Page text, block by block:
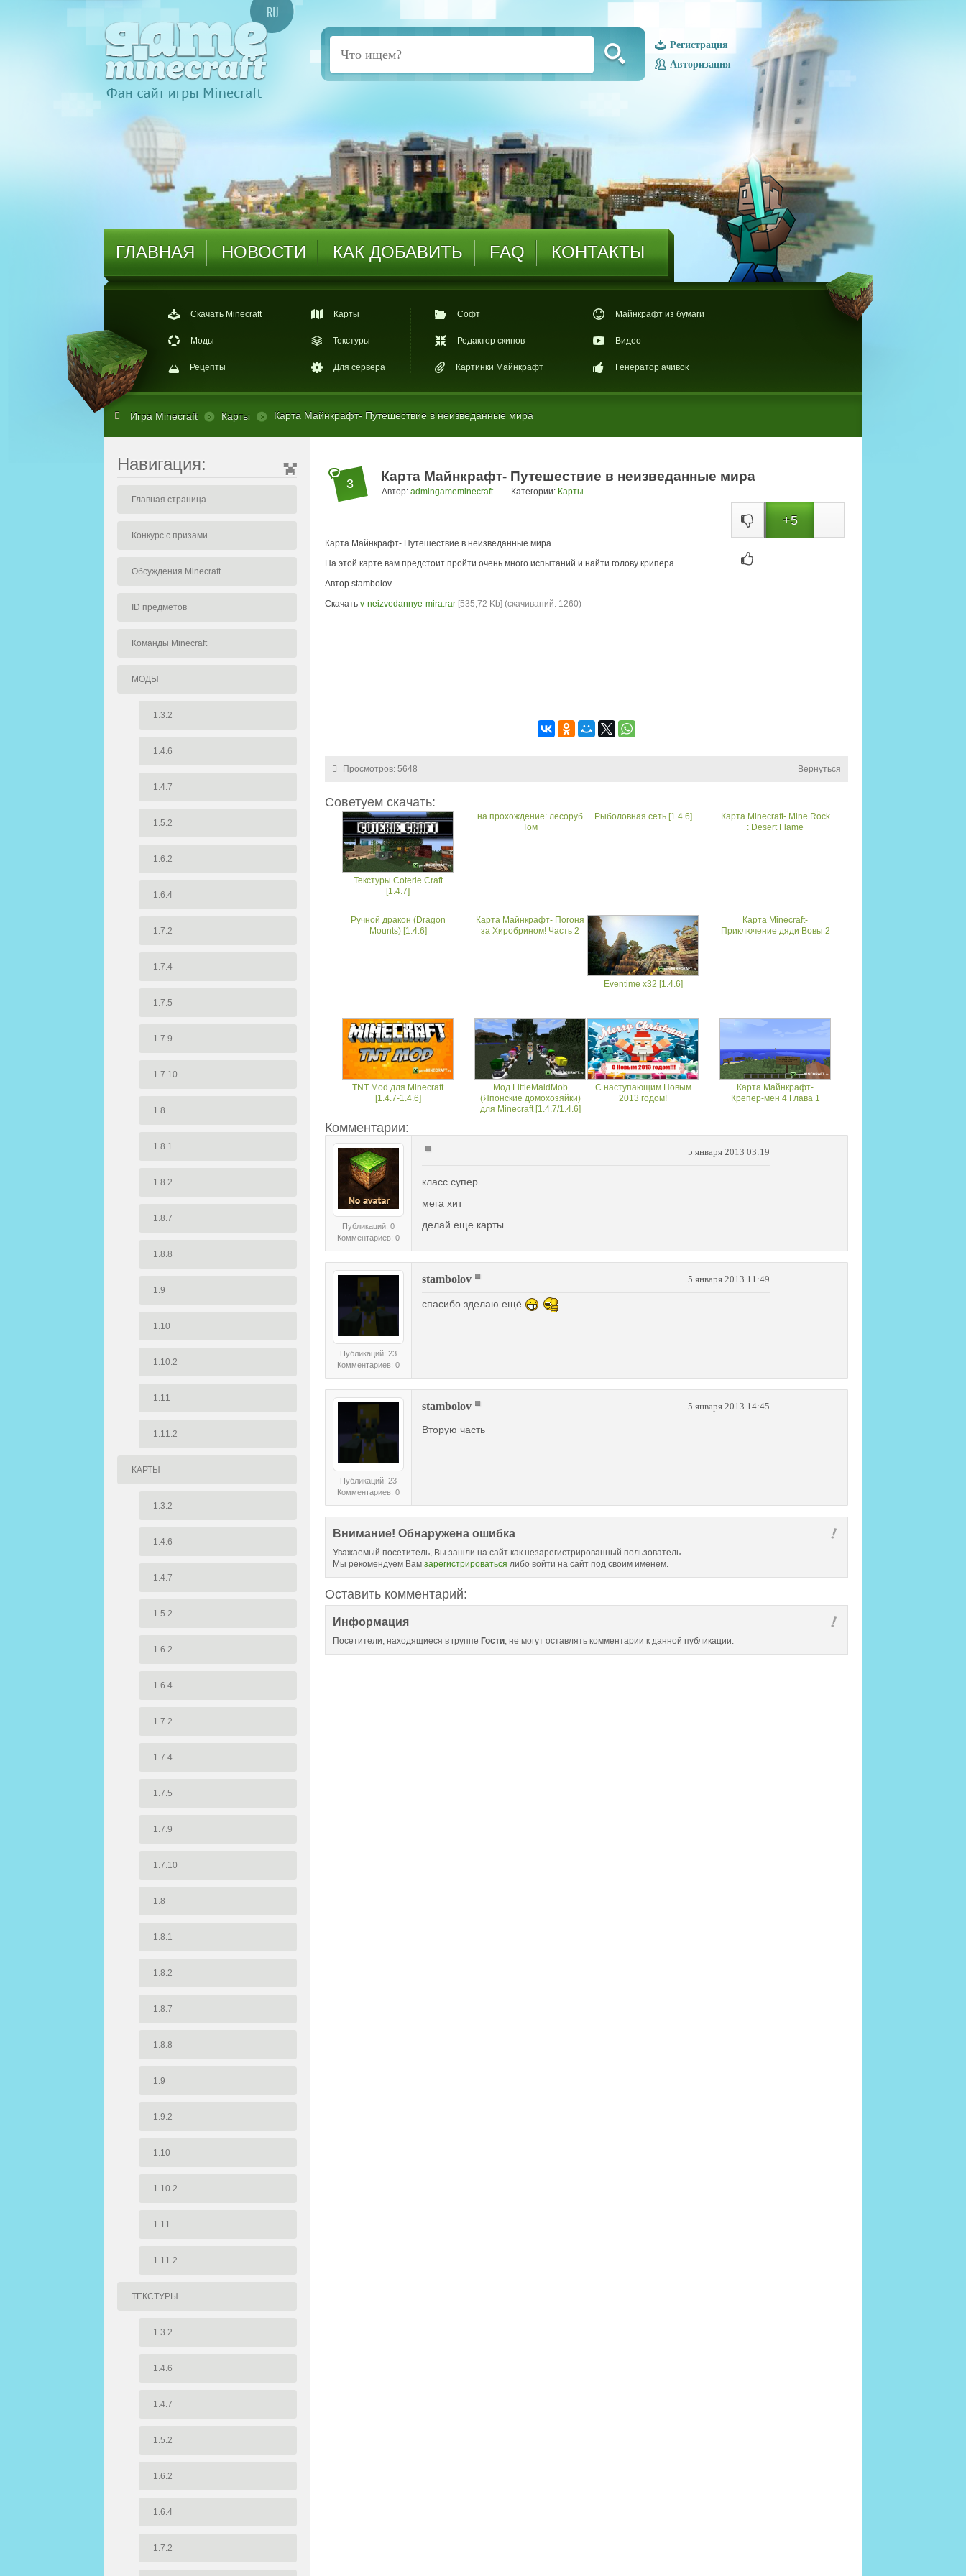
Регистрация
Авторизация
ГЛАВНАЯ НОВОСТИ КАК ДОБАВИТЬ FAQ КОНТАКТЫ
Скачать Minecraft
Моды
Рецепты
Карты
Текстуры
Для сервера
Софт
Редактор скинов
Картинки Майнкрафт
Майнкрафт из бумаги
Видео
Генератор ачивок
Игра Minecraft Карты Карта Майнкрафт- Путешествие в неизведанные мира
Навигация:
Главная страница
Конкурс с призами
Обсуждения Minecraft
ID предметов
Команды Minecraft
МОДЫ
1.3.2
1.4.6
1.4.7
1.5.2
1.6.2
1.6.4
1.7.2
1.7.4
1.7.5
1.7.9
1.7.10
1.8
1.8.1
1.8.2
1.8.7
1.8.8
1.9
1.10
1.10.2
1.11
1.11.2
КАРТЫ
1.3.2
1.4.6
1.4.7
1.5.2
1.6.2
1.6.4
1.7.2
1.7.4
1.7.5
1.7.9
1.7.10
1.8
1.8.1
1.8.2
1.8.7
1.8.8
1.9
1.9.2
1.10
1.10.2
1.11
1.11.2
ТЕКСТУРЫ
1.3.2
1.4.6
1.4.7
1.5.2
1.6.2
1.6.4
1.7.2
3 Карта Майнкрафт- Путешествие в неизведанные мира
Автор: admingameminecraft Категории: Карты
+5
Карта Майнкрафт- Путешествие в неизведанные мира
На этой карте вам предстоит пройти очень много испытаний и найти голову крипера.
Автор stambolov
Скачать v-neizvedannye-mira.rar [535,72 Kb] (cкачиваний: 1260)
Просмотров: 5648 Вернуться
Советуем скачать:
Текстуры Coterie Craft
[1.4.7]
на прохождение: лесоруб
Том
Рыболовная сеть [1.4.6]
Карта Minecraft- Mine Rock
: Desert Flame
Ручной дракон (Dragon
Mounts) [1.4.6]
Карта Майнкрафт- Погоня
за Хиробрином! Часть 2
Eventime x32 [1.4.6]
Карта Minecraft-
Приключение дяди Вовы 2
TNT Mod для Minecraft
[1.4.7-1.4.6]
Мод LittleMaidMob
(Японские домохозяйки)
для Minecraft [1.4.7/1.4.6]
C наступающим Новым
2013 годом!
Карта Майнкрафт-
Крепер-мен 4 Глава 1
Комментарии:
Публикаций: 0
Комментариев: 0
5 января 2013 03:19
класс супер
мега хит
делай еще карты
Публикаций: 23
Комментариев: 0
stambolov 5 января 2013 11:49
спасибо зделаю ещё
Публикаций: 23
Комментариев: 0
stambolov 5 января 2013 14:45
Вторую часть
Внимание! Обнаружена ошибка
Уважаемый посетитель, Вы зашли на сайт как незарегистрированный пользователь.
Мы рекомендуем Вам зарегистрироваться либо войти на сайт под своим именем.
Оставить комментарий:
Информация
Посетители, находящиеся в группе Гости , не могут оставлять комментарии к данной публикации.